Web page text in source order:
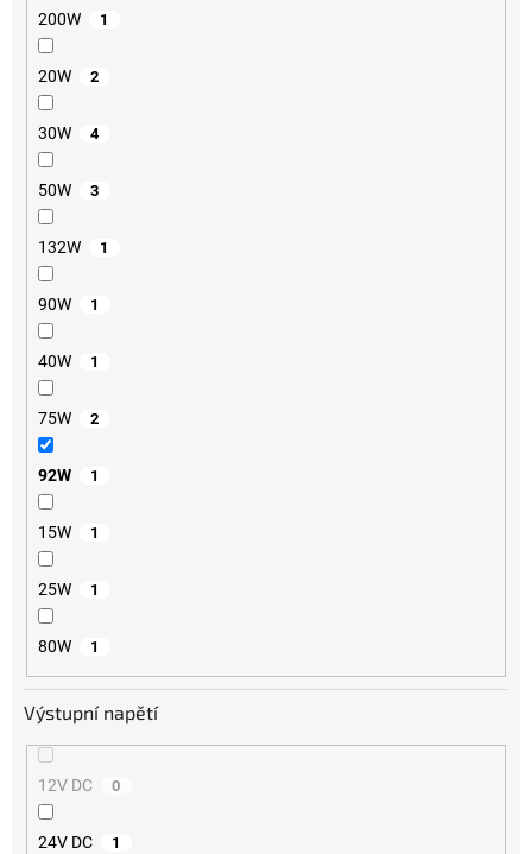
200W 1
20W 2
30W 4
50W 3
132W 1
90W 1
40W 1
75W 2
92W 1
15W 1
25W 1
80W 1
Výstupní napětí
12V DC 0
24V DC 1